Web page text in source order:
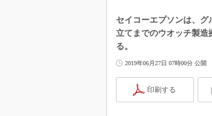
セイコーエプソンは、
立てまでのウオッチ製造
る。
2019年06月27日 07時00分 公開
印刷する